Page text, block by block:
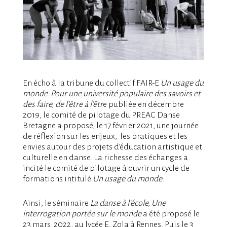
En écho à la tribune du collectif FAIR-E Un usage du
monde. Pour une université populaire des savoirs et
des faire, de l’être à l’être publiée en décembre
2019, le comité de pilotage du PREAC Danse
Bretagne a proposé, le 17 février 2021, une journée
de réflexion sur les enjeux, les pratiques et les
envies autour des projets d’éducation artistique et
culturelle en danse. La richesse des échanges a
incité le comité de pilotage à ouvrir un cycle de
formations intitulé Un usage du monde.
Ainsi, le séminaire La danse à l'école, Une
interrogation portée sur le mondea été proposé le
23 mars 2022, au l ycée E. Zola à Rennes. Puis l e 3